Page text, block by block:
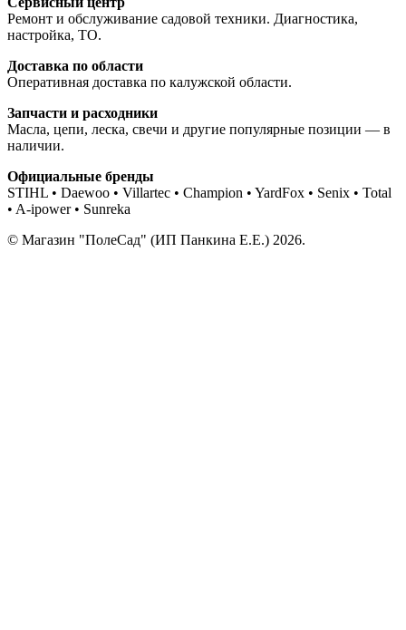
Ремонт и обслуживание садовой техники. Диагностика,
настройка, ТО.
Доставка по области
Оперативная доставка по калужской области.
Запчасти и расходники
Масла, цепи, леска, свечи и другие популярные позиции — в
наличии.
Официальные бренды
STIHL • Daewoo • Villartec • Champion • YardFox • Senix • Total
• A-ipower • Sunreka
© Магазин "ПолеСад" (ИП Панкина Е.Е.) 2026.